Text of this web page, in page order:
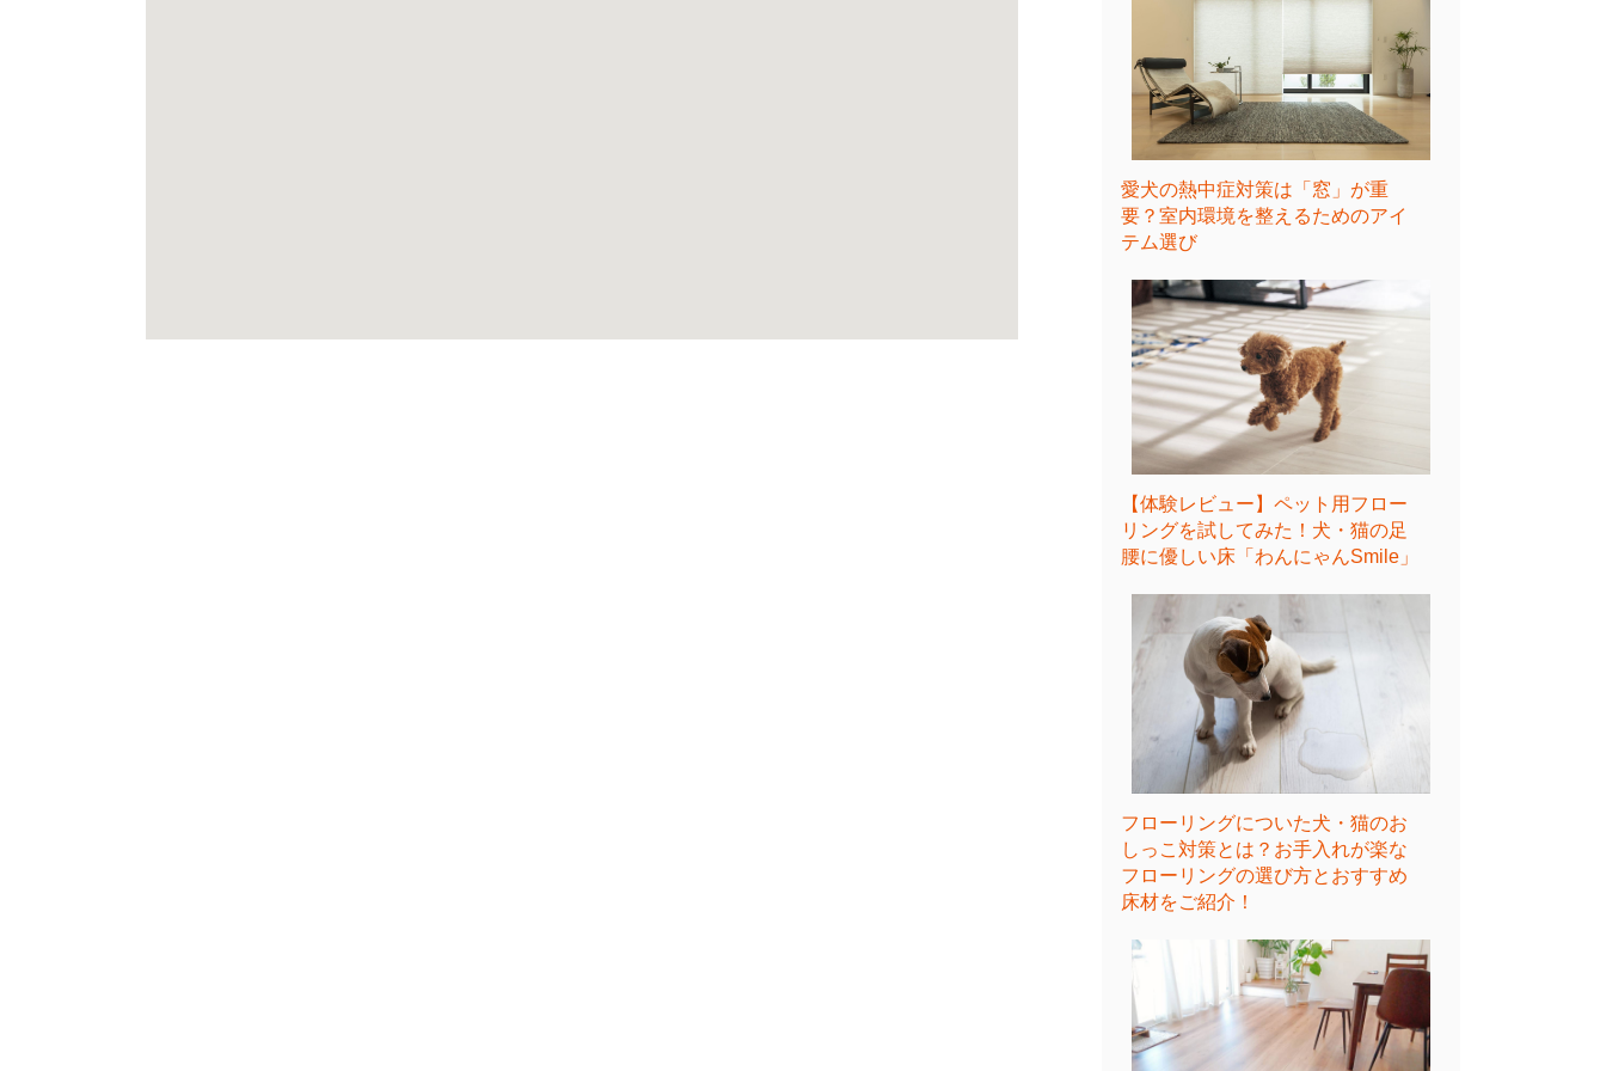
愛犬の熱中症対策は「窓」が重
要？室内環境を整えるためのアイ
テム選び
【体験レビュー】ペット用フロー
リングを試してみた！犬・猫の足
腰に優しい床「わんにゃんSmile」
フローリングについた犬・猫のお
しっこ対策とは？お手入れが楽な
フローリングの選び方とおすすめ
床材をご紹介！